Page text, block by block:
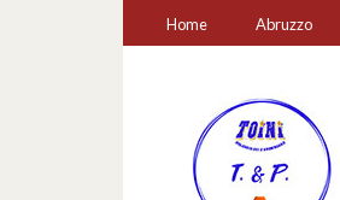
Home Abruzzo